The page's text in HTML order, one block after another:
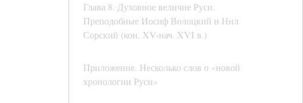
Глава 8. Духовное величие Руси.
Преподобные Иосиф Волоцкий и Нил
Сорский (кон. XV-нач. XVI в.)
Приложение. Несколько слов о «новой
хронологии Руси»